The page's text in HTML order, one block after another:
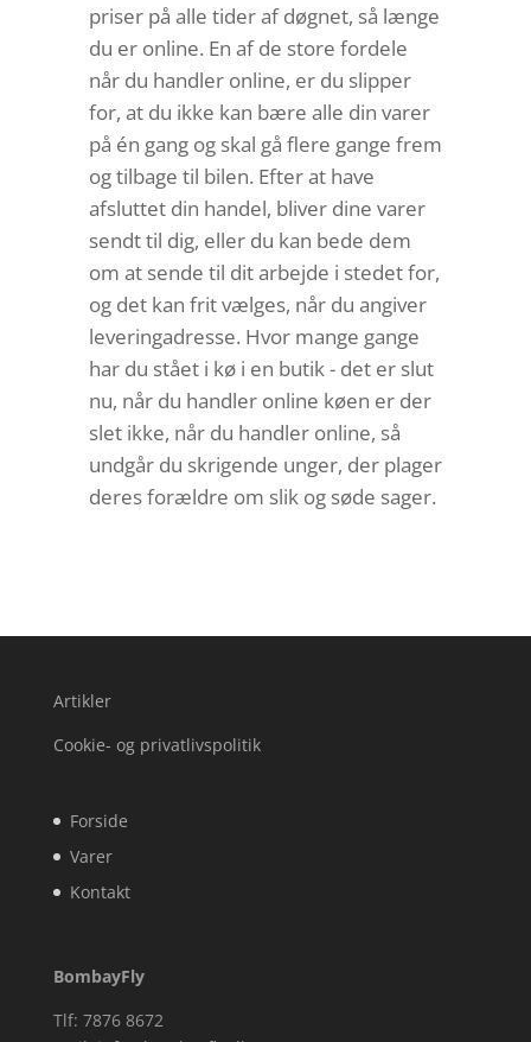
priser på alle tider af døgnet, så længe
du er online. En af de store fordele
når du handler online, er du slipper
for, at du ikke kan bære alle din varer
på én gang og skal gå flere gange frem
og tilbage til bilen. Efter at have
afsluttet din handel, bliver dine varer
sendt til dig, eller du kan bede dem
om at sende til dit arbejde i stedet for,
og det kan frit vælges, når du angiver
leveringadresse. Hvor mange gange
har du stået i kø i en butik - det er slut
nu, når du handler online køen er der
slet ikke, når du handler online, så
undgår du skrigende unger, der plager
deres forældre om slik og søde sager.
Artikler
Cookie- og privatlivspolitik
Forside
Varer
Kontakt
BombayFly
Tlf: 7876 8672